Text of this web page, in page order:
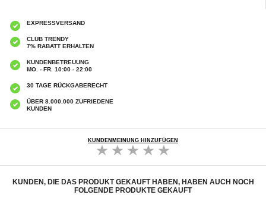
EXPRESSVERSAND
CLUB TRENDY
7% RABATT ERHALTEN
KUNDENBETREUUNG
MO. - FR. 10:00 - 22:00
30 TAGE RÜCKGABERECHT
ÜBER 8.000.000 ZUFRIEDENE
KUNDEN
KUNDENMEINUNG HINZUFÜGEN
KUNDEN, DIE DAS PRODUKT GEKAUFT HABEN, HABEN AUCH NOCH
FOLGENDE PRODUKTE GEKAUFT